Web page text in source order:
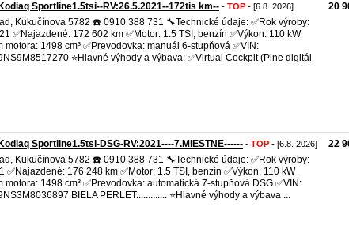
Sportline1.5tsi--RV:26.5.2021--172tis km-- - TOP - [6.8. 2026]
Kukučínova 5782 ☎️ 0910 388 731 🔧Technické údaje: ✅Rok výroby:
✅Najazdené: 172 602 km ✅Motor: 1.5 TSI, benzín ✅Výkon: 110 kW
motora: 1498 cm³ ✅Prevodovka: manuál 6-stupňová ✅VIN:
⭐Hlavné výhody a výbava: ✅Virtual Cockpit (Plne digitál
20
Sportline1.5tsi-DSG-RV:2021----7.MIESTNE------ - TOP - [6.8. 2026]
Kukučínova 5782 ☎️ 0910 388 731 🔧Technické údaje: ✅Rok výroby:
✅Najazdené: 176 248 km ✅Motor: 1.5 TSI, benzín ✅Výkon: 110 kW
motora: 1498 cm³ ✅Prevodovka: automatická 7-stupňová DSG ✅VIN:
BIELA PERLET............. ⭐Hlavné výhody a výbava ...
22